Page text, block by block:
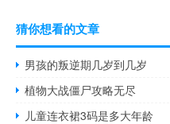
猜你想看的文章
男孩的叛逆期几岁到几岁
植物大战僵尸攻略无尽
儿童连衣裙3码是多大年龄